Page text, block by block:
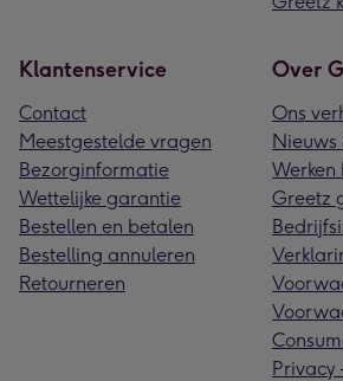
Klantenservice
Contact
Meestgestelde vragen
Bezorginformatie
Wettelijke garantie
Bestellen en betalen
Bestelling annuleren
Retourneren
Over
Ons
Nieuws
Werken
Greetz
Privacy